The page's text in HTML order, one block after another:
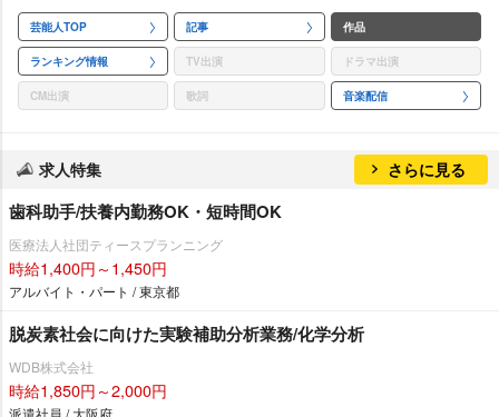
芸能人TOP 記事 作品
ランキング情報 TV出演 ドラマ出演
CM出演 歌詞 音楽配信
求人特集 さらに見る
歯科助手/扶養内勤務OK・短時間OK
医療法人社団ティースプランニング
時給1,400円～1,450円
アルバイト・パート / 東京都
脱炭素社会に向けた実験補助分析業務/化学分析
WDB株式会社
時給1,850円～2,000円